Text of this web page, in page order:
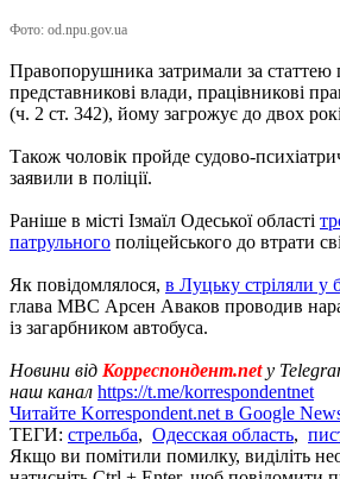
Фото: od.npu.gov.ua
Правопорушника затримали за статтею
представникові влади, працівникові
(ч. 2 ст. 342), йому загрожує до двох
Також чоловік пройде судово-
заявили в поліції.
Раніше в місті Ізмаїл Одеської області
патрульного поліцейського до втрати
Як повідомлялося, в Луцьку стріляли у
глава МВС Арсен Аваков проводив
із загарбником автобуса.
Новини від Корреспондент.net у
наш канал https://t.me/korrespondentnet
Читайте Korrespondent.net в Google
ТЕГИ: стрельба, Одесская область,
Якщо ви помітили помилку, виділіть